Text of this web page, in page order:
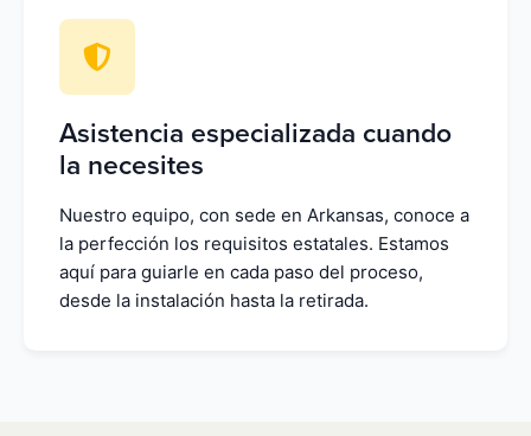
Asistencia especializada cuando
la necesites
Nuestro equipo, con sede en Arkansas, conoce a
la perfección los requisitos estatales. Estamos
aquí para guiarle en cada paso del proceso,
desde la instalación hasta la retirada.